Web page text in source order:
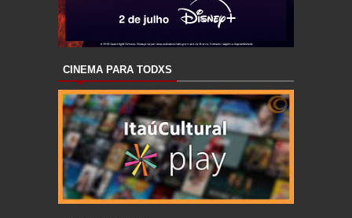
CINEMA PARA TODXS